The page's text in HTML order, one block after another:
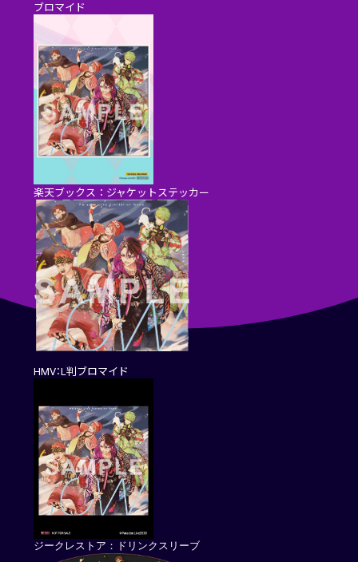
ブロマイド
楽天ブックス：ジャケットステッカー
HMV：L判ブロマイド
ジークレストア：ドリンクスリーブ